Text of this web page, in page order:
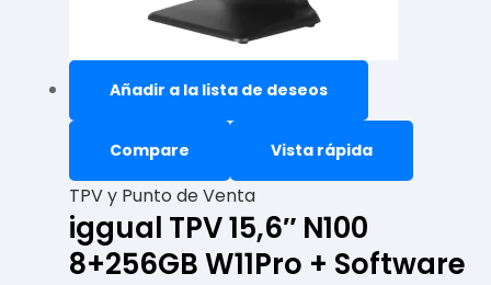
Añadir a la lista de deseos
Compare Vista rápida
TPV y Punto de Venta
iggual TPV 15,6″ N100
8+256GB W11Pro + Software